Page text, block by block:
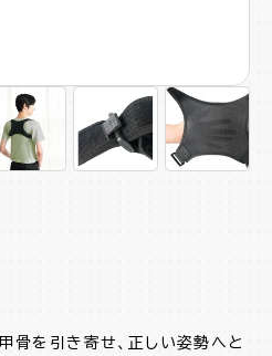
を引き寄せ、正しい姿勢へと